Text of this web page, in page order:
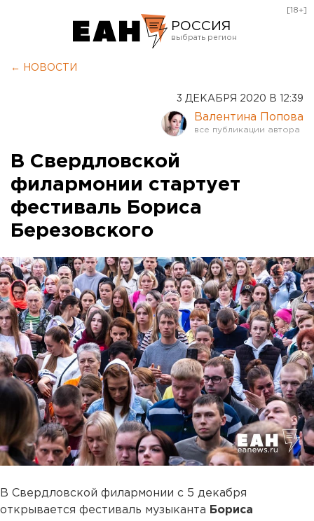
РОССИЯ
Курган
Оренбург
[18+]
← НОВОСТИ
3 ДЕКАБРЯ 2020 В 12:39
Валентина Попова
В Свердловской
филармонии стартует
фестиваль Бориса
Березовского
В Свердловской филармонии с 5 декабря
открывается фестиваль музыканта Бориса